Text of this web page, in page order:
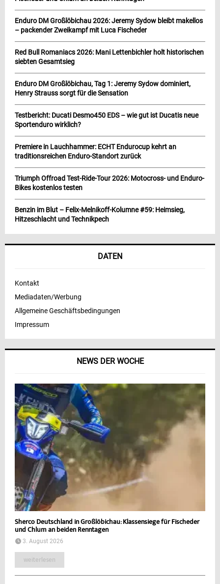
NEWS DER WOCHE
Sherco Deutschland in Großlöbichau: Klassensiege für Fischeder
und Chlum an beiden Renntagen
3. August 2026
weiterlesen
Enduro DM Großlöbichau 2026: Jeremy Sydow bleibt makellos
– packender Zweikampf mit Luca Fischeder
Red Bull Romaniacs 2026: Mani Lettenbichler holt historischen
siebten Gesamtsieg
Enduro DM Großlöbichau, Tag 1: Jeremy Sydow dominiert,
Henry Strauss sorgt für die Sensation
Testbericht: Ducati Desmo450 EDS – wie gut ist Ducatis neue
Sportenduro wirklich?
Premiere in Lauchhammer: ECHT Endurocup kehrt an
traditionsreichen Enduro-Standort zurück
Triumph Offroad Test-Ride-Tour 2026: Motocross- und Enduro-
Bikes kostenlos testen
Benzin im Blut – Felix-Melnikoff-Kolumne #59: Heimsieg,
Hitzeschlacht und Technikpech
DATEN
Kontakt
Mediadaten/Werbung
Allgemeine Geschäftsbedingungen
Impressum